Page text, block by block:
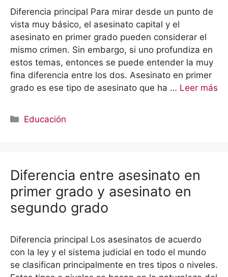
Diferencia principal Para mirar desde un punto de
vista muy básico, el asesinato capital y el
asesinato en primer grado pueden considerar el
mismo crimen. Sin embargo, si uno profundiza en
estos temas, entonces se puede entender la muy
fina diferencia entre los dos. Asesinato en primer
grado es ese tipo de asesinato que ha … Leer más
Categorías
Educación
Diferencia entre asesinato en
primer grado y asesinato en
segundo grado
Diferencia principal Los asesinatos de acuerdo
con la ley y el sistema judicial en todo el mundo
se clasifican principalmente en tres tipos o niveles.